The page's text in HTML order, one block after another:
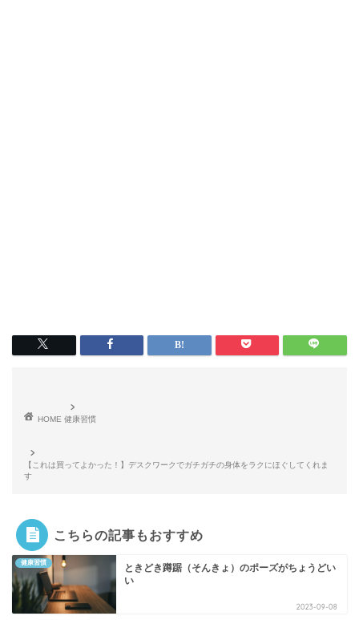
HOME 健康習慣
【これは買ってよかった！】デスクワークでガチガチの身体をラクにほぐしてくれま
す
こちらの記事もおすすめ
健康習慣
ときどき蹲踞（そんきょ）のポーズがちょうどい
い
2023-09-08